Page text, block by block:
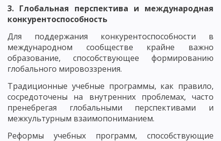
3. Глобальная перспектива и международная
конкурентоспособность
Для поддержания конкурентоспособности в
международном сообществе крайне важно
образование, способствующее формированию
глобального мировоззрения.
Традиционные учебные программы, как правило,
сосредоточены на внутренних проблемах, часто
пренебрегая глобальными перспективами и
межкультурным взаимопониманием.
Реформы учебных программ, способствующие